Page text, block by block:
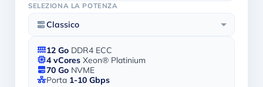
SELEZIONA LA POTENZA
Classico
12 Go DDR4 ECC
4 vCores Xeon® Platinium
70 Go NVME
Porta 1-10 Gbps